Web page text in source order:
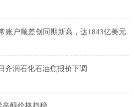
账户顺差创同期新高，达1843亿美元
齐润石化石油焦报价下调